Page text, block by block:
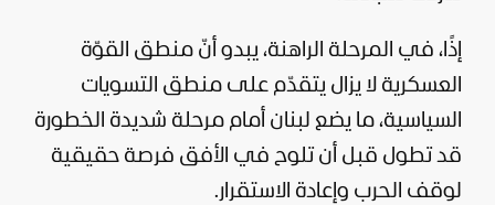
إذًا، في المرحلة الراهنة، يبدو أنّ منطق القوّة
العسكرية لا يزال يتقدّم على منطق التسويات
السياسية، ما يضع لبنان أمام مرحلة شديدة الخطورة
قد تطول قبل أن تلوح في الأفق فرصة حقيقية
لوقف الحرب وإعادة الاستقرار.